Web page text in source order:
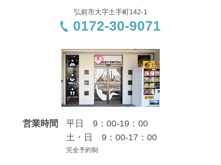
弘前市大字土手町142-1
0172-30-9071
営業時間
平日 9：00-19：00
土・日 9：00-17：00
完全予約制